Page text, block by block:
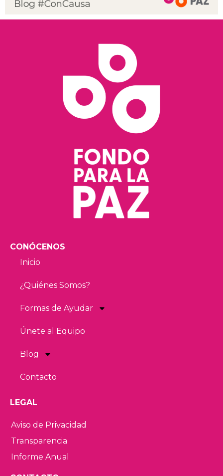
CONÓCENOS
Inicio
¿Quiénes Somos?
Formas de Ayudar
Únete al Equipo
Blog
Contacto
LEGAL
Aviso de Privacidad
Transparencia
Informe Anual